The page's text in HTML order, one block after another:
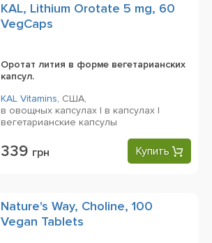
KAL, Lithium Orotate 5 mg, 60
VegCaps
Оротат лития в форме вегетарианских
капсул.
KAL Vitamins, США,
в овощных капсулах | в капсулах |
вегетарианские капсулы
339 грн Купить
Nature's Way, Choline, 100
Vegan Tablets